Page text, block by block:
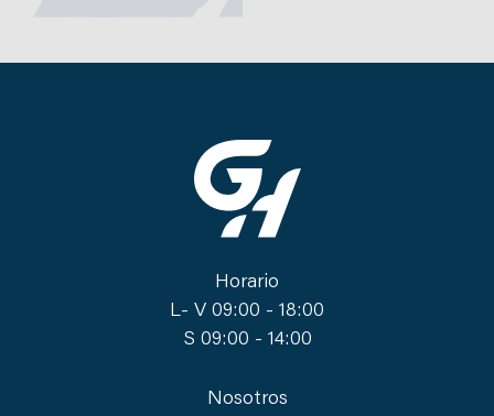
Horario
L- V 09:00 - 18:00
S 09:00 - 14:00
Nosotros